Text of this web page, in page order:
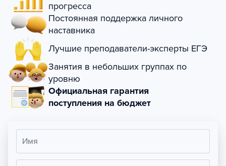
прогресса
Постоянная поддержка личного
наставника
Лучшие преподаватели-эксперты ЕГЭ
Занятия в небольших группах по
уровню
Официальная гарантия
поступления на бюджет
Имя